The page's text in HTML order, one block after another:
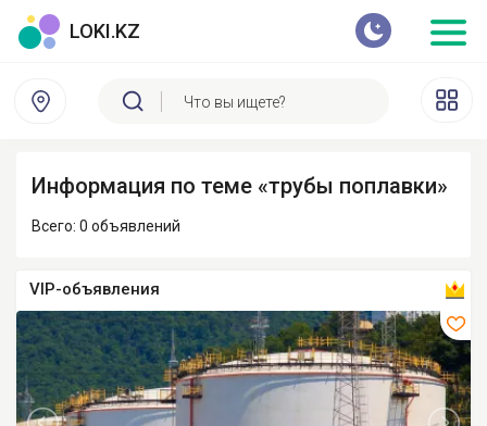
LOKI.KZ
Информация по теме «трубы поплавки»
Всего: 0 объявлений
VIP-объявления